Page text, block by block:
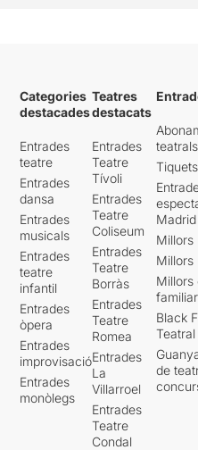
Categories
destacades
Entrades
teatre
Entrades
dansa
Entrades
musicals
Entrades
teatre
infantil
Entrades
òpera
Entrades
improvisació
Entrades
monòlegs
Teatres
destacats
Entrades
Teatre
Tívoli
Entrades
Teatre
Coliseum
Entrades
Teatre
Borràs
Entrades
Teatre
Romea
Entrades
La
Villarroel
Entrades
Teatre
Condal
teatrals
Madrid
Millors
Millors
Millors
Black
Teatral
de